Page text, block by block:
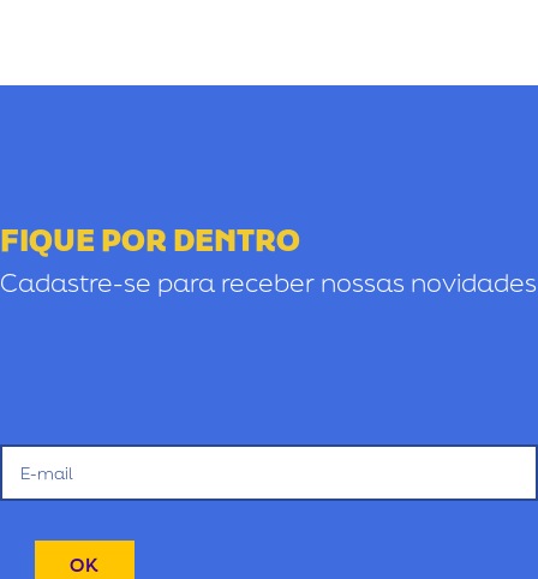
FIQUE POR DENTRO
Cadastre-se para receber nossas novidades